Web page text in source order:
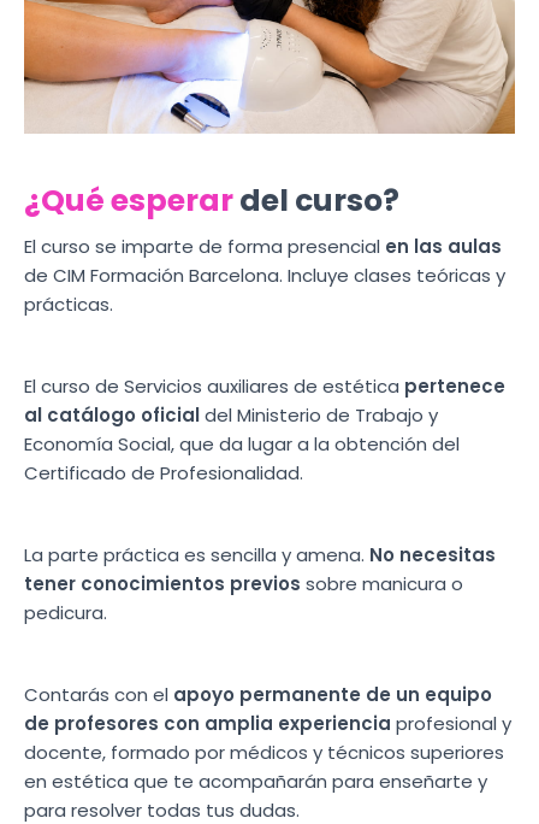
¿Qué esperardel curso?
El curso se imparte de forma presencial en las aulas
de CIM Formación Barcelona. Incluye clases teóricas y
prácticas.
El curso de Servicios auxiliares de estética pertenece
al catálogo oficialdel Ministerio de Trabajo y
Economía Social, que da lugar a la obtención del
Certificado de Profesionalidad.
La parte práctica es sencilla y amena. No necesitas
tener conocimientos previos sobre manicura o
pedicura.
Contarás con el apoyo permanente de un equipo
de profesores con amplia experiencia profesional y
docente, formado por médicos y técnicos superiores
en estética que te acompañarán para enseñarte y
para resolver todas tus dudas.